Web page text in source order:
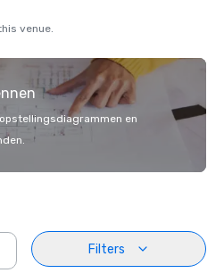
venue.
en
Filters